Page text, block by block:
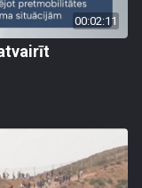
00:02:11